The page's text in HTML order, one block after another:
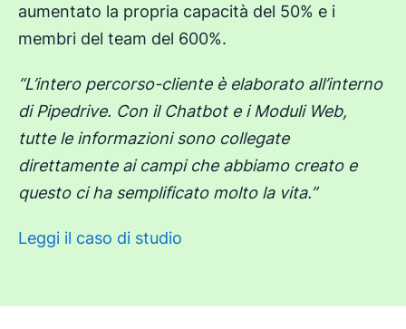
aumentato la propria capacità del 50% e i
membri del team del 600%.
“L’intero percorso-cliente è elaborato all’interno
di Pipedrive. Con il Chatbot e i Moduli Web,
tutte le informazioni sono collegate
direttamente ai campi che abbiamo creato e
questo ci ha semplificato molto la vita.”
Leggi il caso di studio